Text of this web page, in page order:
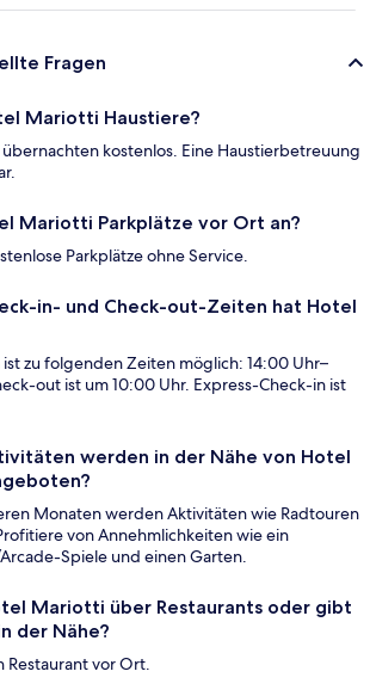
Fragen
Mariotti Haustiere?
kostenlos. Eine Haustierbetreuung
Mariotti Parkplätze vor Ort an?
Parkplätze ohne Service.
in- und Check-out-Zeiten hat Hotel
zu folgenden Zeiten möglich: 14:00 Uhr–
out ist um 10:00 Uhr. Express-Check-in ist
werden in der Nähe von Hotel
Monaten werden Aktivitäten wie Radtouren
von Annehmlichkeiten wie ein
Spiele und einen Garten.
Mariotti über Restaurants oder gibt
der Nähe?
Restaurant vor Ort.